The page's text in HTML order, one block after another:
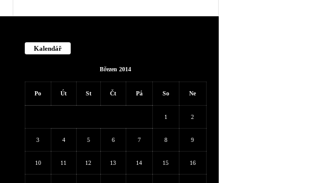
Kalendář
Březen 2014
Po Út St Čt Pá So Ne
1 2
3 4 5 6 7 8 9
10 11 12 13 14 15 16